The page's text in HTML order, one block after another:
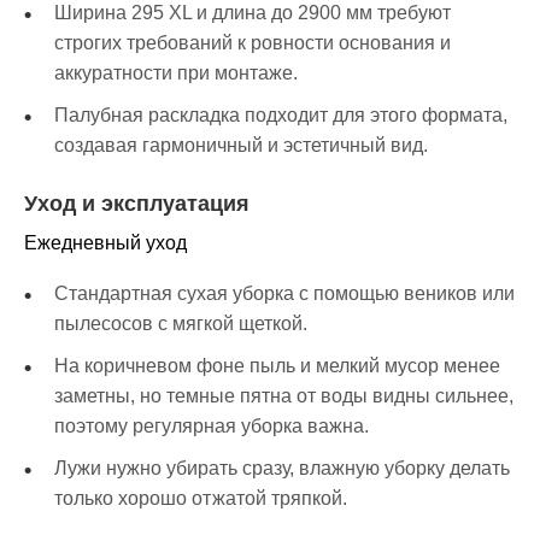
Ширина 295 XL и длина до 2900 мм требуют
строгих требований к ровности основания и
аккуратности при монтаже.
Палубная раскладка подходит для этого формата,
создавая гармоничный и эстетичный вид.
Уход и эксплуатация
Ежедневный уход
Стандартная сухая уборка с помощью веников или
пылесосов с мягкой щеткой.
На коричневом фоне пыль и мелкий мусор менее
заметны, но темные пятна от воды видны сильнее,
поэтому регулярная уборка важна.
Лужи нужно убирать сразу, влажную уборку делать
только хорошо отжатой тряпкой.